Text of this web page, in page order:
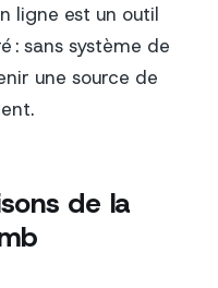
ligne est un outil
: sans système de
une source de
de la